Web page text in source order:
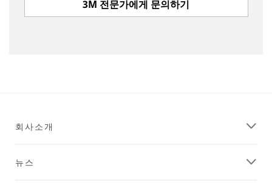
3M 전문가에게 문의하기
회사소개
뉴스